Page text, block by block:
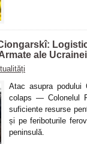
ale Ucrainei
Atac asupra podului
colaps — Colonelul
suficiente resurse
și pe feriboturile
peninsulă.